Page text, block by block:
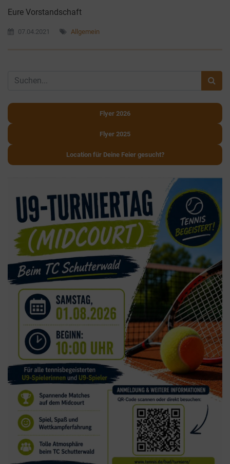
Eure Vorstandschaft
07.04.2021 Allgemein
Flyer 2026
Flyer 2025
Location für Deine Feier gesucht?